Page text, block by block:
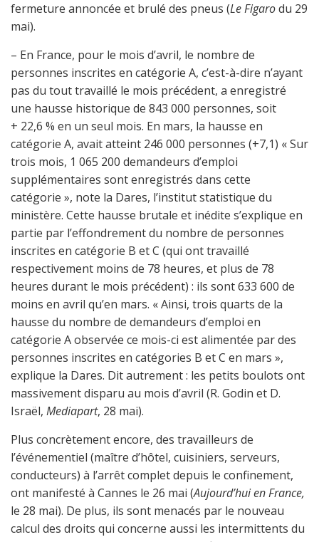
fermeture annoncée et brulé des pneus (Le Figarodu 29
mai).
– En France, pour le mois d’avril, le nombre de
personnes inscrites en catégorie A, c’est-à-dire n’ayant
pas du tout travaillé le mois précédent, a enregistré
une hausse historique de 843 000 personnes, soit
+ 22,6 % en un seul mois. En mars, la hausse en
catégorie A, avait atteint 246 000 personnes (+7,1) « Sur
trois mois, 1 065 200 demandeurs d’emploi
supplémentaires sont enregistrés dans cette
catégorie », note la Dares, l’institut statistique du
ministère. Cette hausse brutale et inédite s’explique en
partie par l’effondrement du nombre de personnes
inscrites en catégorie B et C (qui ont travaillé
respectivement moins de 78 heures, et plus de 78
heures durant le mois précédent) : ils sont 633 600 de
moins en avril qu’en mars. « Ainsi, trois quarts de la
hausse du nombre de demandeurs d’emploi en
catégorie A observée ce mois-ci est alimentée par des
personnes inscrites en catégories B et C en mars »,
explique la Dares. Dit autrement : les petits boulots ont
massivement disparu au mois d’avril (R. Godin et D.
Israël, Mediapart, 28 mai).
Plus concrètement encore, des travailleurs de
l’événementiel (maître d’hôtel, cuisiniers, serveurs,
conducteurs) à l’arrêt complet depuis le confinement,
ont manifesté à Cannes le 26 mai (Aujourd’hui en France,
le 28 mai). De plus, ils sont menacés par le nouveau
calcul des droits qui concerne aussi les intermittents du